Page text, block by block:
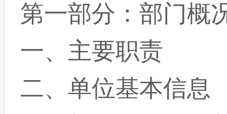
第一部分：部门概
一、主要职责
二、单位基本信息